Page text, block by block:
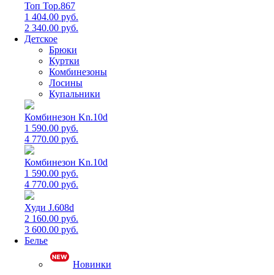
Топ Top.867
1 404.00 руб.
2 340.00 руб.
Детское
Брюки
Куртки
Комбинезоны
Лосины
Купальники
Комбинезон Kn.10d
1 590.00 руб.
4 770.00 руб.
Комбинезон Kn.10d
1 590.00 руб.
4 770.00 руб.
Худи J.608d
2 160.00 руб.
3 600.00 руб.
Белье
Новинки